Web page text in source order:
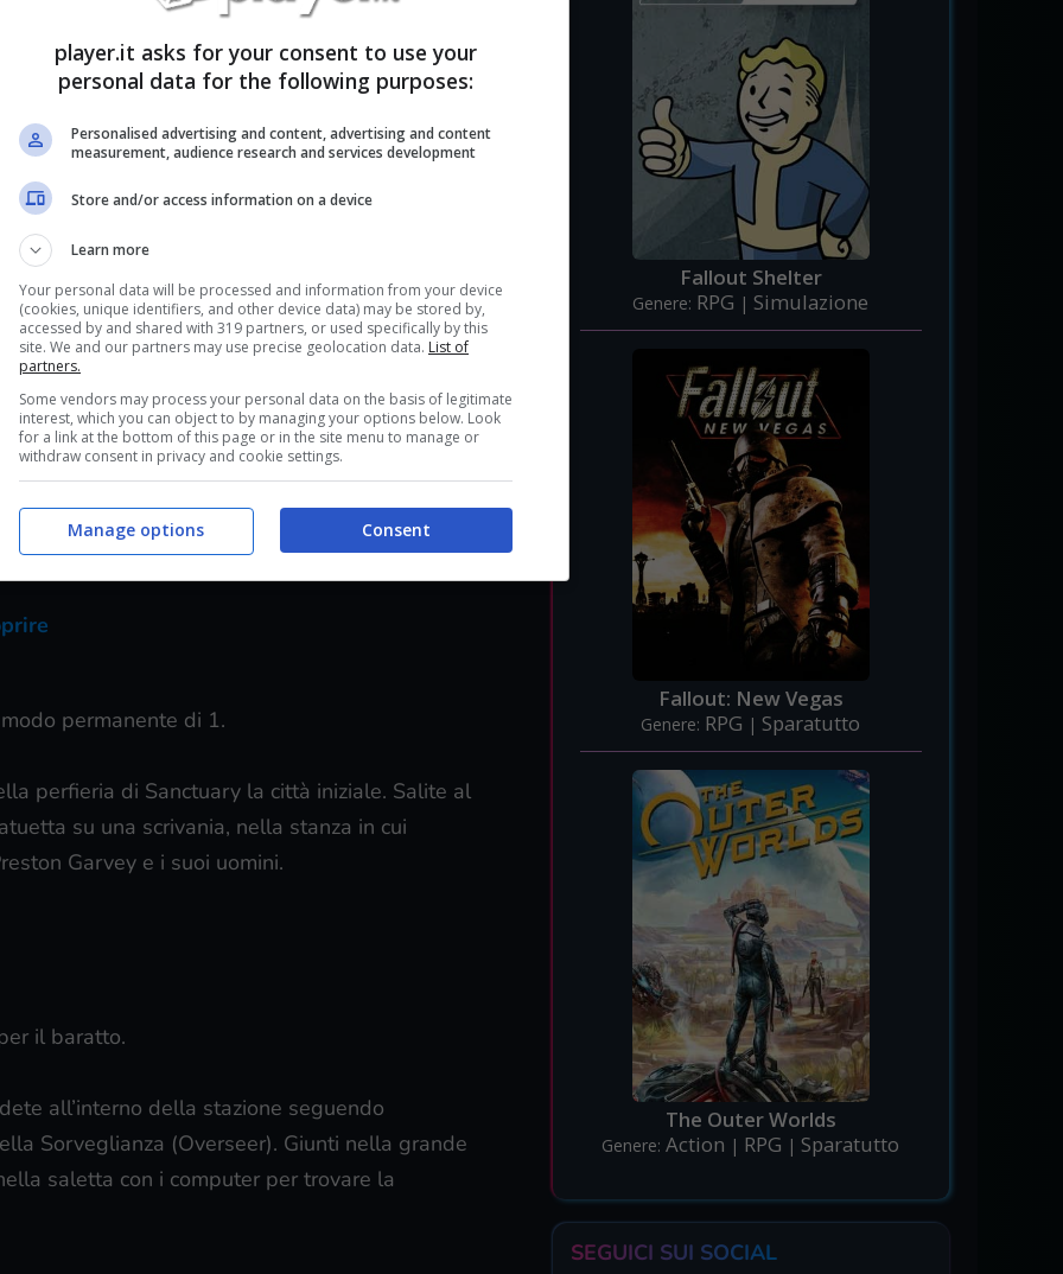
? I punti abilità non bastano mai?
punti aggiuntivi alle statistiche di base e
delle Action Figure! La raccolta dei
in questo quarto capitolo ma come al
da occhi indiscreti
nell’immenso mondo di
dove trovare e come raggiungere ogni
sfoggiando le simpatiche action figure nelle
i luoghi di ogni statuetta guardate la
permanente di 1.
perfieria di Sanctuary la città iniziale. Salite al
su una scrivania, nella stanza in cui
Garvey e i suoi uomini.
il baratto.
all’interno della stazione seguendo
Sorveglianza (Overseer). Giunti nella grande
saletta con i computer per trovare la
Fallout Shelter
Genere: RPG | Simulazione
Fallout: New Vegas
Genere: RPG | Sparatutto
The Outer Worlds
Genere:Action | RPG | Sparatutto
SEGUICI SUI SOCIAL
player.it asks for your consent to use your
personal data for the following purposes:
Personalised advertising and content, advertising and content
measurement, audience research and services development
Store and/or access information on a device
Learn more
Your personal data will be processed and information from your device
(cookies, unique identifiers, and other device data) may be stored by,
accessed by and shared with 319 partners, or used specifically by this
site. We and our partners may use precise geolocation data. List of
partners.
Some vendors may process your personal data on the basis of legitimate
interest, which you can object to by managing your options below. Look
for a link at the bottom of this page or in the site menu to manage or
withdraw consent in privacy and cookie settings.
Consent
Manage options